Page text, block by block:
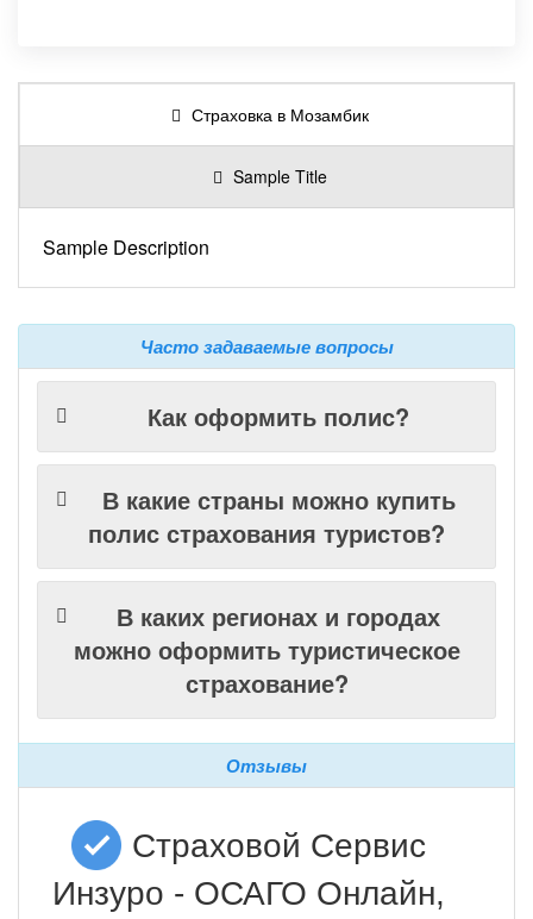
Страховка в Мозамбик
Sample Title
Sample Description
Часто задаваемые вопросы
Как оформить полис?
В какие страны можно купить
полис страхования туристов?
В каких регионах и городах
можно оформить туристическое
страхование?
Отзывы
Страховой Сервис
Инзуро - ОСАГО Онлайн,